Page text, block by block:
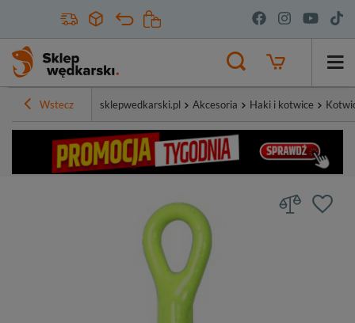
Wstecz sklepwedkarski.pl Akcesoria Haki i kotwice